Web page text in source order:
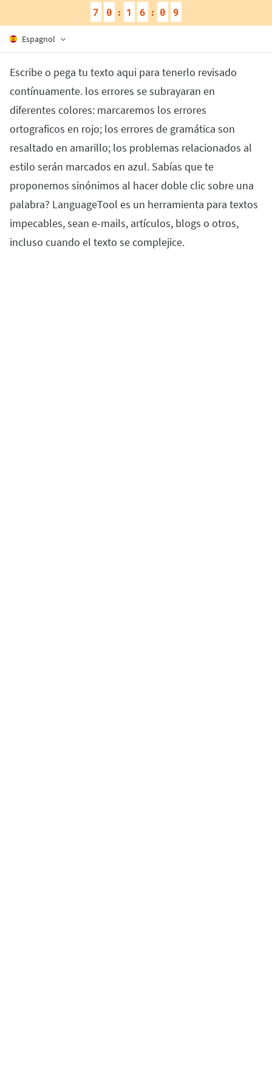
Safari
BETA
Apple Mail
Google Docs
Word
LibreOffice
macOS
Windows
En savoir plus
Pour les Entreprises
API de correction
Blog
Recrutement
Politique de confidentialité
Conditions générales
Mentions légales
7 0 : 1 6 : 0 8
Espagnol
Escribe o pega tu texto aqui para tenerlo revisado
contínuamente. los errores se subrayaran en
diferentes colores: marcaremos los errores
ortograficos en rojo; los errores de gramática son
resaltado en amarillo; los problemas relacionados al
estilo serán marcados en azul. Sabías que te
proponemos sinónimos al hacer doble clic sobre una
palabra? LanguageTool es un herramienta para textos
impecables, sean e-mails, artículos, blogs o otros,
incluso cuando el texto se complejice.